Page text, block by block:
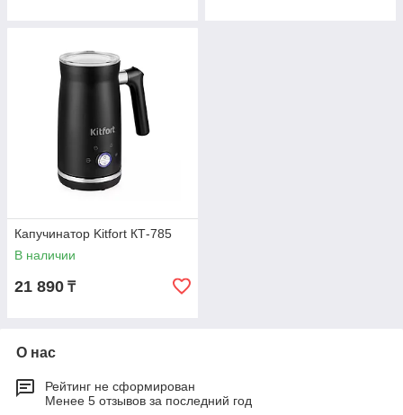
Капучинатор Kitfort КТ-785
В наличии
21 890 ₸
О нас
Рейтинг не сформирован
Менее 5 отзывов за последний год